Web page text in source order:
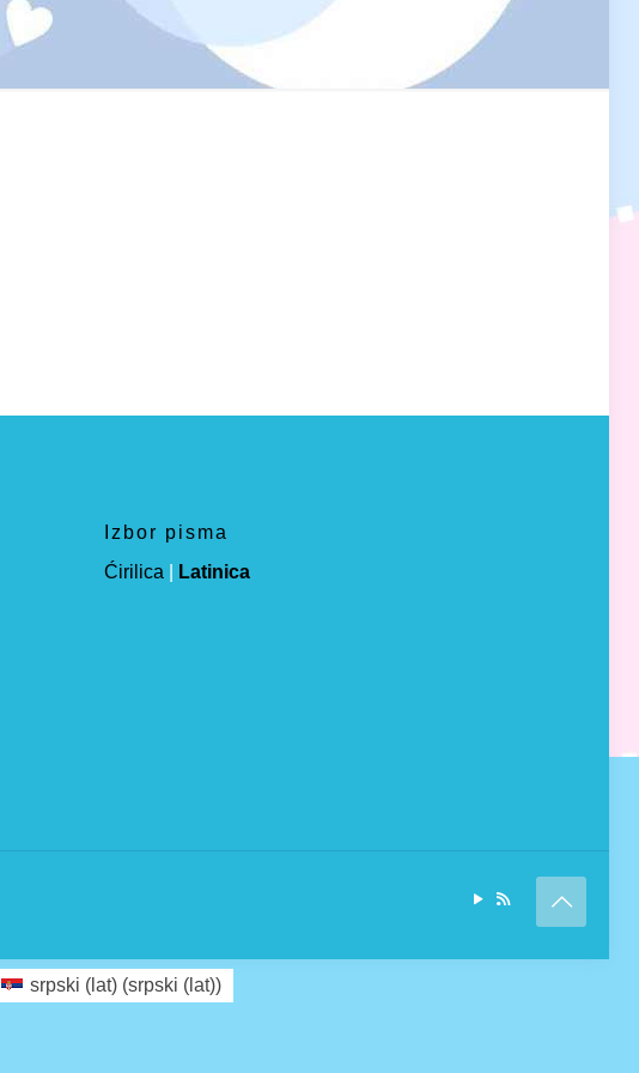
Izbor pisma
Ćirilica
Latinica
srpski (lat) (srpski (lat))